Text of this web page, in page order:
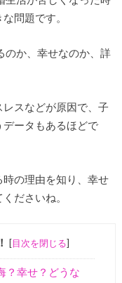
問題です。
のか、幸せなのか、詳
スなどが原因で、子
ータもあるほどで
の理由を知り、幸せ
ださいね。
[目次を閉じる]
？幸せ？どうな